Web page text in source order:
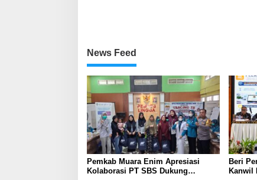
News Feed
Pemkab Muara Enim Apresiasi
Kolaborasi PT SBS Dukung
Beri
Kanwil